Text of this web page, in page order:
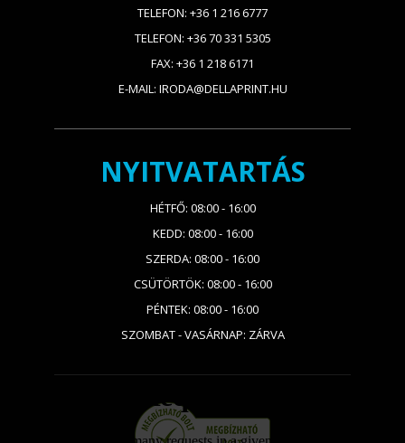
TELEFON: +36 1 216 6777
TELEFON: +36 70 331 5305
FAX: +36 1 218 6171
E-MAIL: IRODA@DELLAPRINT.HU
NYITVATARTÁS
HÉTFŐ: 08:00 - 16:00
KEDD: 08:00 - 16:00
SZERDA: 08:00 - 16:00
CSÜTÖRTÖK: 08:00 - 16:00
PÉNTEK: 08:00 - 16:00
SZOMBAT - VASÁRNAP: ZÁRVA